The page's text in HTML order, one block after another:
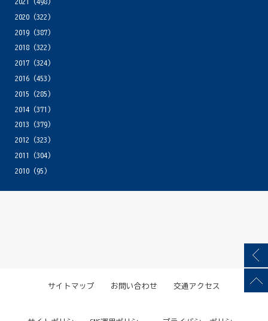
2020(322)
2019(387)
2018(322)
2017(324)
2016(453)
2015 (285)
2014(371)
2013 (379)
2012 (323)
2011
(304)
2010(95)
サイトマップ お問い合わせ 交通アクセス